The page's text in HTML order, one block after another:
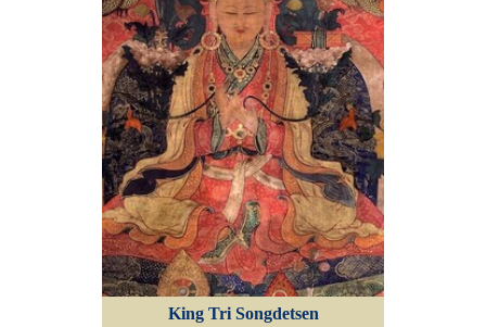
King Tri Songdetsen